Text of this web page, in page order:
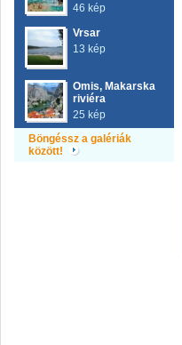
46 kép
Vrsar
13 kép
Omis, Makarska
riviéra
25 kép
Böngéssz a galériák
között!